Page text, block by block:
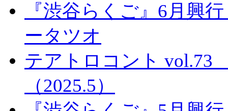
『渋谷らくご』6月興
ータツオ
テアトロコント
（2025.5）